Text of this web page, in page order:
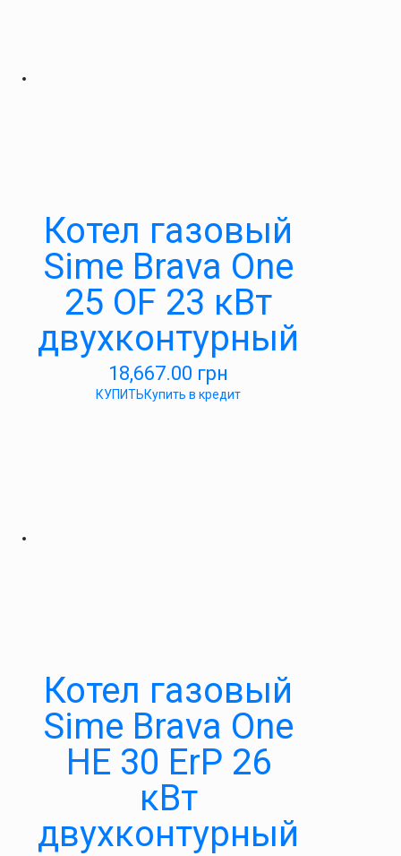
Котел газовый
Sime Brava One
25 OF 23 кВт
двухконтурный
18,667.00 грн
КУПИТЬКупить в кредит
Котел газовый
Sime Brava One
HE 30 ErP 26
кВт
двухконтурный